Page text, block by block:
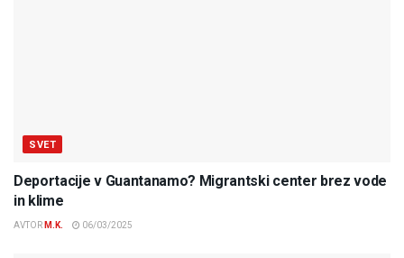
SVET
Deportacije v Guantanamo? Migrantski center brez vode
in klime
AVTOR M.K. 06/03/2025